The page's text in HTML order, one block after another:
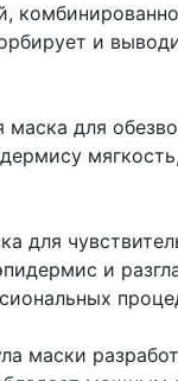
и
маска для
для
и
маски